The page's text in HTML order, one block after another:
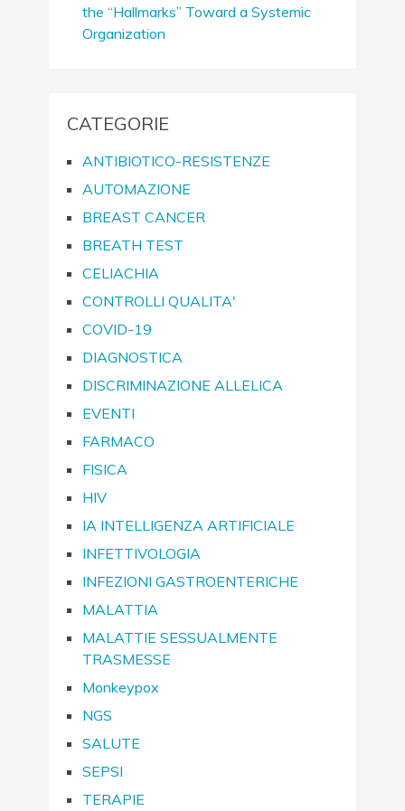
the “Hallmarks” Toward a Systemic
Organization
CATEGORIE
ANTIBIOTICO-RESISTENZE
AUTOMAZIONE
BREAST CANCER
BREATH TEST
CELIACHIA
CONTROLLI QUALITA'
COVID-19
DIAGNOSTICA
DISCRIMINAZIONE ALLELICA
EVENTI
FARMACO
FISICA
HIV
IA INTELLIGENZA ARTIFICIALE
INFETTIVOLOGIA
INFEZIONI GASTROENTERICHE
MALATTIA
MALATTIE SESSUALMENTE
TRASMESSE
Monkeypox
NGS
SALUTE
SEPSI
TERAPIE